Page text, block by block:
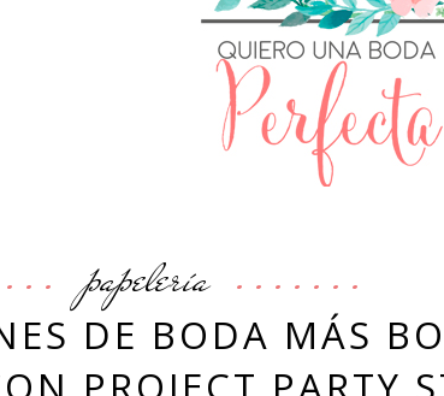
papelería
DE BODA MÁS